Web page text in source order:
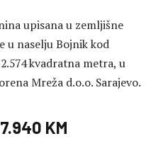
upisana u zemljišne
u naselju Bojnik kod
kvadratna metra, u
Mreža d.o.o. Sarajevo.
KM